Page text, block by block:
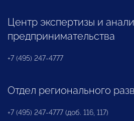
Центр экспертизы и
предпринимательства
+7 (495) 247-4777
Отдел регионального
+7 (495) 247-4777 (доб. 116, 117)